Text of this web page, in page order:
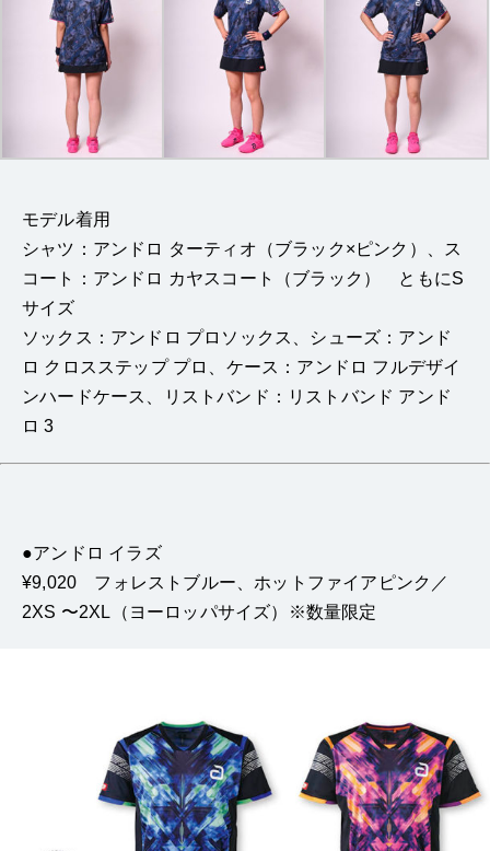
モデル着用
シャツ：アンドロ ターティオ（ブラック×ピンク）、ス
コート：アンドロ カヤスコート（ブラック） ともにS
サイズ
ソックス：アンドロ プロソックス、シューズ：アンド
ロ クロスステップ プロ、ケース：アンドロ フルデザイ
ンハードケース、リストバンド：リストバンド アンド
ロ 3
●アンドロ イラズ
¥9,020 フォレストブルー、ホットファイアピンク／
2XS 〜2XL（ヨーロッパサイズ）※数量限定